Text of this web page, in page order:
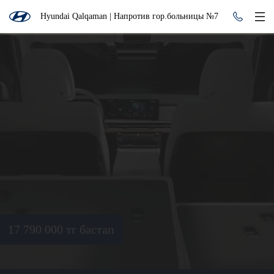
Hyundai Qalqaman | Напротив гор.больницы №7
17 790 000 тг бастап